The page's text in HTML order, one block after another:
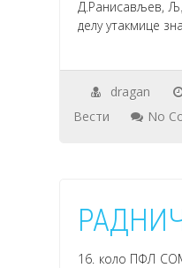
Д.Ранисављев,
делу утакмице
dragan
Вести
No
16. коло ПФЛ